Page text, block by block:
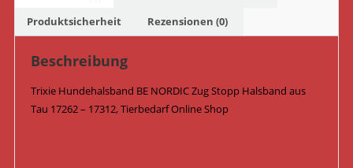
Petrol/Hellgrau
Menge
Produktsicherheit
Rezensionen (0)
Beschreibung
Trixie Hundehalsband BE NORDIC Zug Stopp Halsband aus
Tau 17262 – 17312, Tierbedarf Online Shop